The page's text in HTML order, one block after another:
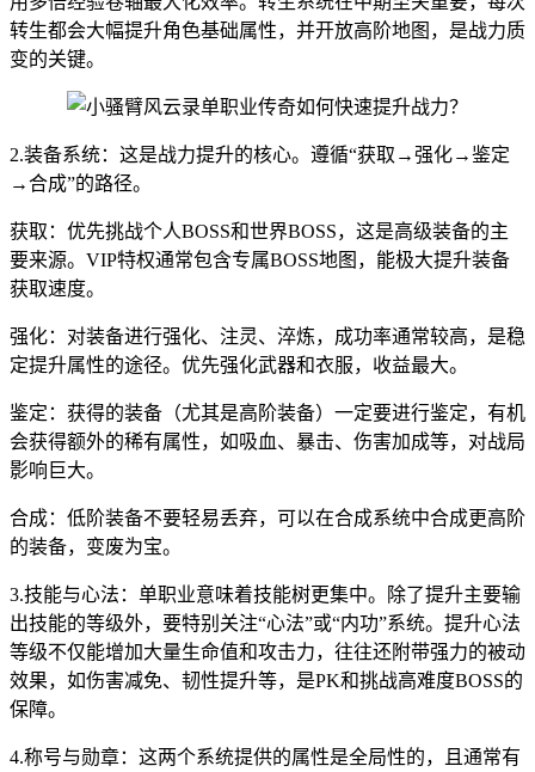
转生都会大幅提升角色基础属性，并开放高阶地图，是战力质
变的关键。
2.装备系统：这是战力提升的核心。遵循“获取→强化→鉴定
→合成”的路径。
获取：优先挑战个人BOSS和世界BOSS，这是高级装备的主
要来源。VIP特权通常包含专属BOSS地图，能极大提升装备
获取速度。
强化：对装备进行强化、注灵、淬炼，成功率通常较高，是稳
定提升属性的途径。优先强化武器和衣服，收益最大。
鉴定：获得的装备（尤其是高阶装备）一定要进行鉴定，有机
会获得额外的稀有属性，如吸血、暴击、伤害加成等，对战局
影响巨大。
合成：低阶装备不要轻易丢弃，可以在合成系统中合成更高阶
的装备，变废为宝。
3.技能与心法：单职业意味着技能树更集中。除了提升主要输
出技能的等级外，要特别关注“心法”或“内功”系统。提升心法
等级不仅能增加大量生命值和攻击力，往往还附带强力的被动
效果，如伤害减免、韧性提升等，是PK和挑战高难度BOSS的
保障。
4.称号与勋章：这两个系统提供的属性是全局性的，且通常有